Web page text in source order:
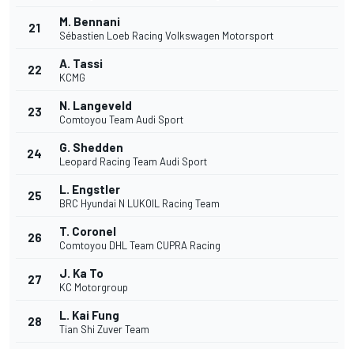
21 M. Bennani
Sébastien Loeb Racing Volkswagen Motorsport
22 A. Tassi
KCMG
23 N. Langeveld
Comtoyou Team Audi Sport
24 G. Shedden
Leopard Racing Team Audi Sport
25 L. Engstler
BRC Hyundai N LUKOIL Racing Team
26 T. Coronel
Comtoyou DHL Team CUPRA Racing
27 J. Ka To
KC Motorgroup
28 L. Kai Fung
Tian Shi Zuver Team